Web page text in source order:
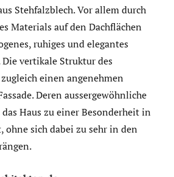
Stehfalzblech. Vor allem durch
Materials auf den Dachflächen
ruhiges und elegantes
vertikale Struktur des
einen angenehmen
Deren aussergewöhnliche
Haus zu einer Besonderheit in
ohne sich dabei zu sehr in den